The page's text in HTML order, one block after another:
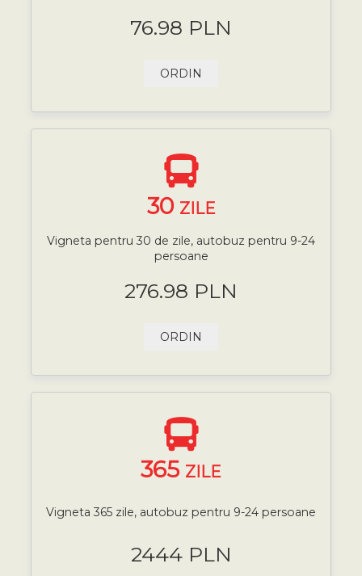
76.98 PLN
ORDIN
30 ZILE
Vigneta pentru 30 de zile, autobuz pentru 9-24
persoane
276.98 PLN
ORDIN
365 ZILE
Vigneta 365 zile, autobuz pentru 9-24 persoane
2444 PLN